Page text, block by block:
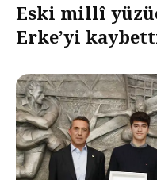
Eski millî
Erke’yi